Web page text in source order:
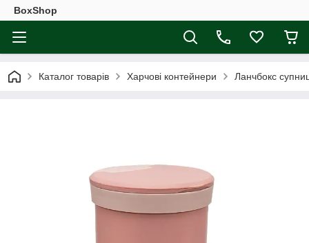
BoxShop
Каталог товарів Харчові контейнери Ланчбокс